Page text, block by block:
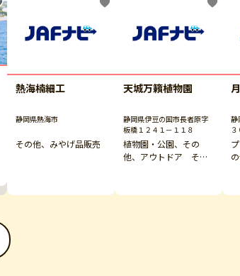
熱海楠細工
静岡県熱海市
その他、みやげ品販売
天城万籟植物園
静岡県伊豆の国市長者原字
板橋１２４１－１１８
植物園・公園、その
他、アウトドア その
静
際